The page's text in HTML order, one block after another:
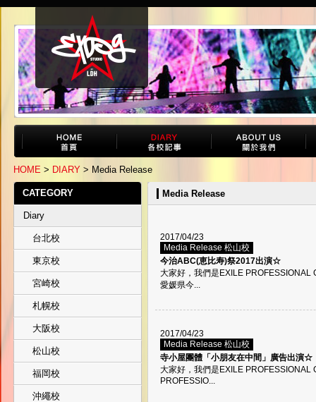
HOME > DIARY > Media Release
CATEGORY
Diary
台北校
東京校
宮崎校
札幌校
大阪校
松山校
福岡校
沖繩校
Media Release
2017/04/23
Media Release 松山校
今治ABC(恵比寿)祭2017出演☆
大家好，我們是EXILE
愛媛県今...
2017/04/23
Media Release 松山校
寺小屋團體「小朋友在中間」廣告出演☆
大家好，我們是EXILE PROFESSIONAL
PROFESSIO...